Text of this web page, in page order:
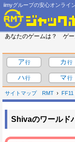
iimyグループの安心オンライ
あなたのゲームは？ ゲー
ア
カ
ハ
マ
サイトマップ RMT FF11
Shivaのワールド